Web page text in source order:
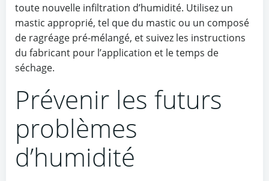
toute nouvelle infiltration d’humidité. Utilisez un
mastic approprié, tel que du mastic ou un composé
de ragréage pré-mélangé, et suivez les instructions
du fabricant pour l’application et le temps de
séchage.
Prévenir les futurs
problèmes
d’humidité